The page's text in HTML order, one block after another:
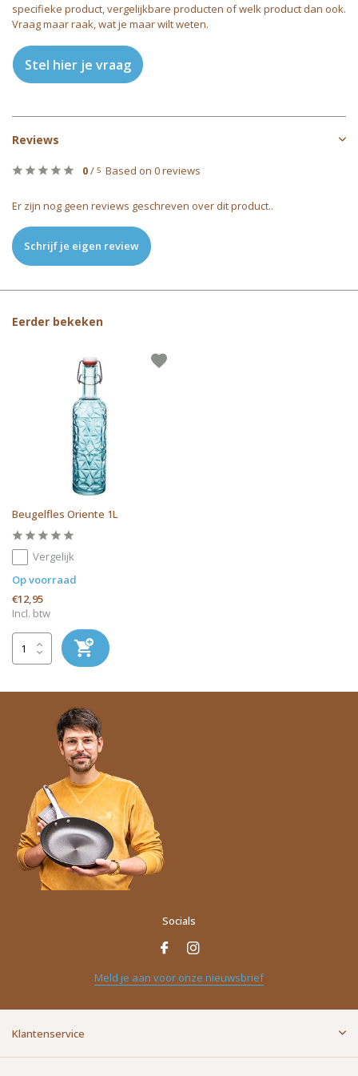
specifieke product, vergelijkbare producten of welk product dan ook.
Vraag maar raak, wat je maar wilt weten.
Stel hier je vraag
Reviews
0/ 5 Based on 0 reviews
Er zijn nog geen reviews geschreven over dit product..
Schrijf je eigen review
Eerder bekeken
Beugelfles Oriente 1L
Vergelijk
Op voorraad
€12,95
Incl. btw
Socials
Meld je aan voor onze nieuwsbrief
Klantenservice